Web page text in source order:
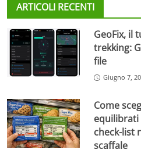
ARTICOLI RECENTI
GeoFix, il
trekking:
file
Giugno 7,
Come
equilibrati
check-list
scaffale